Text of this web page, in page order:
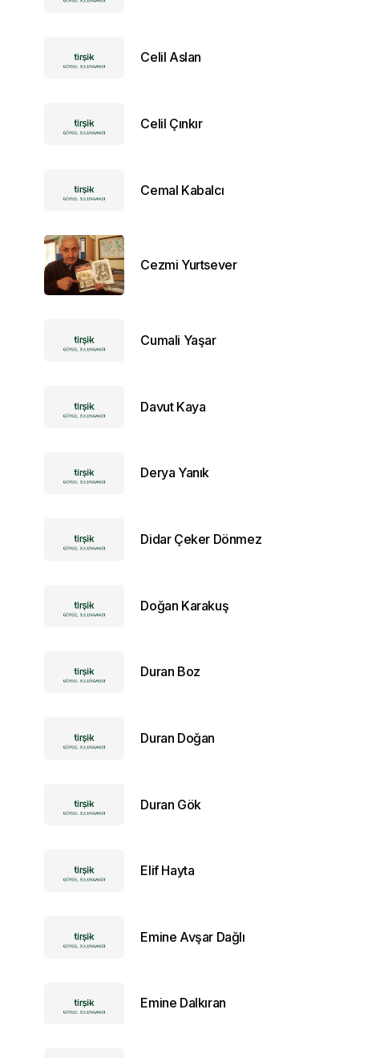
Celil Aslan
Celil Çınkır
Cemal Kabalcı
Cezmi Yurtsever
Cumali Yaşar
Davut Kaya
Derya Yanık
Didar Çeker Dönmez
Doğan Karakuş
Duran Boz
Duran Doğan
Duran Gök
Elif Hayta
Emine Avşar Dağlı
Emine Dalkıran